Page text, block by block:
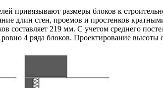
привязывают размеры блоков к
длин стен, проемов и простенков
составляет 219 мм. С учетом среднего
4 ряда блоков. Проектирование